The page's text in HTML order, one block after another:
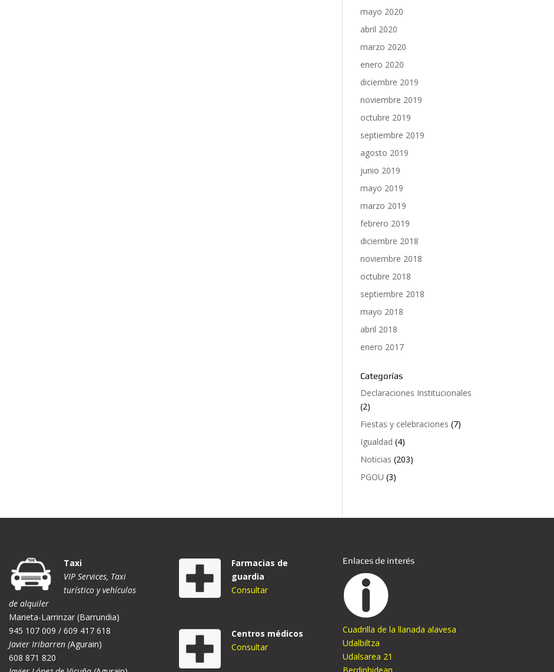
mayo 2020
abril 2020
marzo 2020
enero 2020
diciembre 2019
noviembre 2019
octubre 2019
septiembre 2019
agosto 2019
junio 2019
mayo 2019
marzo 2019
febrero 2019
diciembre 2018
noviembre 2018
octubre 2018
septiembre 2018
mayo 2018
abril 2018
enero 2017
Categorías
Declaraciones Institucionales
(2)
Fiestas y celebraciones (7)
Igualdad (4)
Noticias (203)
PGOU (3)
Taxi
VIP Services, Taxi
turístico y vehículos
de alquiler
Marieta-Larrinzar (Barrundia)
945 107 009 / 609 417 618
Javier Iribarren (Agurain)
608 871 820
Farmacias de
guardia
Consultar
Centros médicos
Consultar
Enlaces de interés
Cuadrilla de la llanada alavesa
Udalbiltza
Udalsarea 21
Berdinbidean